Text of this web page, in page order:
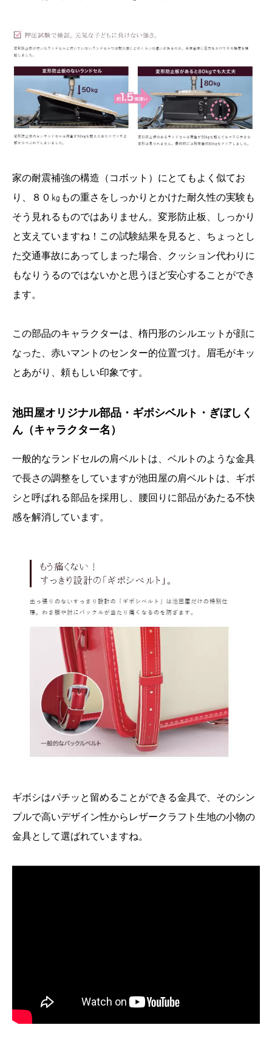
家の耐震補強の構造（コボット）にとてもよく似てお
り、８０㎏もの重さをしっかりとかけた耐久性の実験も
そう見れるものではありません。変形防止板、しっかり
と支えていますね！この試験結果を見ると、ちょっとし
た交通事故にあってしまった場合、クッション代わりに
もなりうるのではないかと思うほど安心することができ
ます。
この部品のキャラクターは、楕円形のシルエットが顔に
なった、赤いマントのセンター的位置づけ。眉毛がキッ
とあがり、頼もしい印象です。
池田屋オリジナル部品・ギボシベルト・ぎぼしく
ん（キャラクター名）
一般的なランドセルの肩ベルトは、ベルトのような金具
で長さの調整をしていますが池田屋の肩ベルトは、ギボ
シと呼ばれる部品を採用し、腰回りに部品があたる不快
感を解消しています。
ギボシはパチッと留めることができる金具で、そのシン
プルで高いデザイン性からレザークラフト生地の小物の
金具として選ばれていますね。